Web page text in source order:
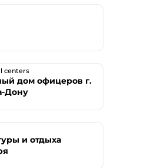
centers
дом офицеров г.
Дону
и отдыха